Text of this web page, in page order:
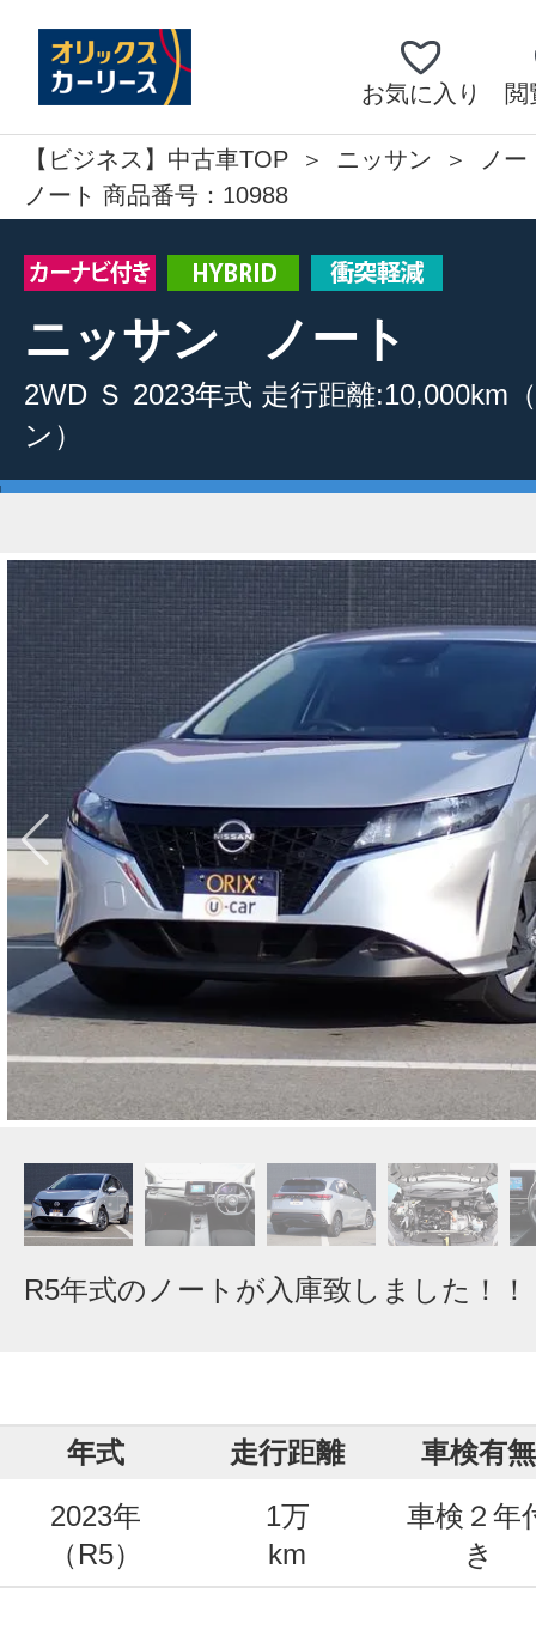
お気に入り 閲
【ビジネス】中古車TOP ニッサン
ノー
ノート 商品番号：10988
ニッサン ノート
2WD Ｓ 2023年式 走行距離:10,000km
ン）
R5年式のノートが入庫致しました！！
年式 走行距離
車検有無
2023年
（R5）
1万
km
車検２年
き